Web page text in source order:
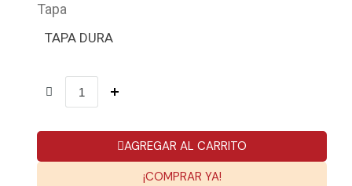
Tapa
TAPA DURA
AGREGAR AL CARRITO
¡COMPRAR YA!